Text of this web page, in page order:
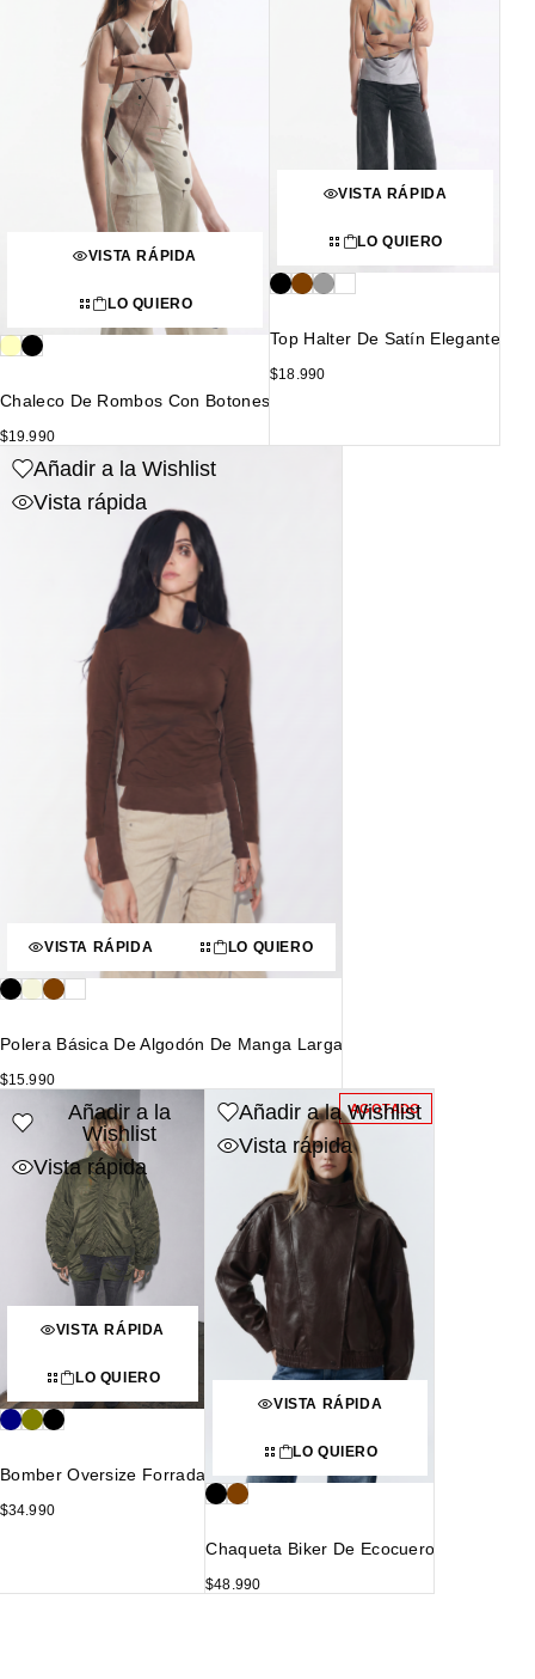
VISTA RÁPIDA
LO QUIERO
Chaleco De Rombos Con Botones
$19.990
VISTA RÁPIDA
LO QUIERO
Top Halter De Satín Elegante
$18.990
Añadir a la Wishlist
Vista rápida
VISTA RÁPIDA LO QUIERO
Polera Básica De Algodón De Manga Larga
$15.990
Añadir a la
Wishlist
Vista rápida
VISTA RÁPIDA
LO QUIERO
Bomber Oversize Forrada
$34.990
AGOTADO
Añadir a la Wishlist
Vista rápida
VISTA RÁPIDA
LO QUIERO
Chaqueta Biker De Ecocuero
$48.990